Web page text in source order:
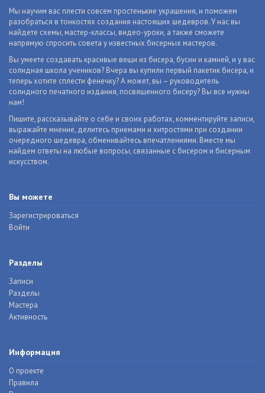
Мы научим вас плести совсем простенькие украшения, и поможем
разобраться в тонкостях создания настоящих шедевров. У нас вы
найдете схемы, мастер-классы, видео-уроки, а также сможете
напрямую спросить совета у известных бисерных мастеров.
Вы умеете создавать красивые вещи из бисера, бусин и камней, и у вас
солидная школа учеников? Вчера вы купили первый пакетик бисера, и
теперь хотите сплести фенечку? А может, вы – руководитель
солидного печатного издания, посвященного бисеру? Вы все нужны
нам!
Пишите, рассказывайте о себе и своих работах, комментируйте записи,
выражайте мнение, делитесь приемами и хитростями при создании
очередного шедевра, обменивайтесь впечатлениями. Вместе мы
найдем ответы на любые вопросы, связанные с бисером и бисерным
искусством.
Вы можете
Зарегистрироваться
Войти
Разделы
Записи
Разделы
Мастера
Активность
Информация
О проекте
Правила